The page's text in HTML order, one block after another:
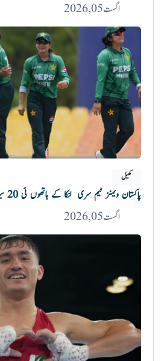
اگست 05, 2026
کھیل
پاکستان ویمنز ٹیم سری لنکا کے ہاتھوں ٹی 20 سیریز بھی ہار گئی
اگست 05, 2026